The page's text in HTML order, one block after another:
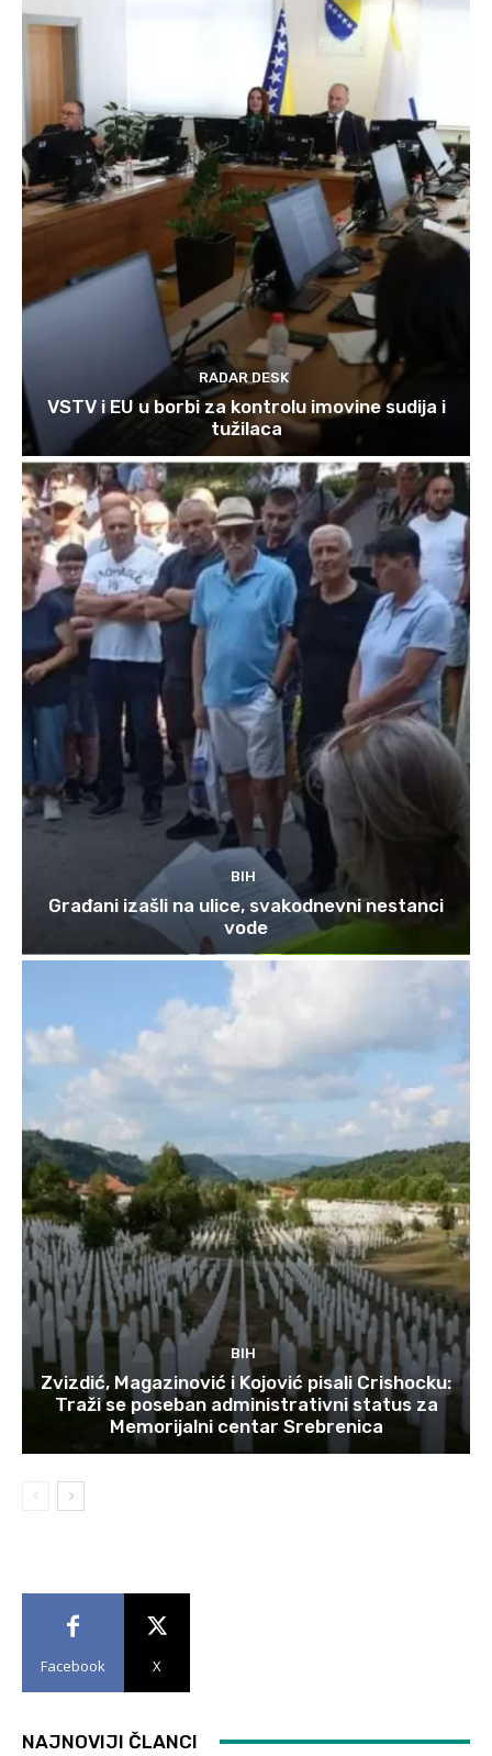
RADAR DESK
VSTV i EU u borbi za kontrolu imovine sudija i
tužilaca
BIH
Građani izašli na ulice, svakodnevni nestanci
vode
BIH
Zvizdić, Magazinović i Kojović pisali Crishocku:
Traži se poseban administrativni status za
Memorijalni centar Srebrenica
Facebook X
NAJNOVIJI ČLANCI